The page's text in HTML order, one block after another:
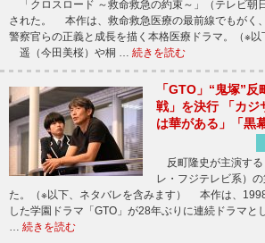
「クロスロード ～救命救急の約束～」（テレビ朝
された。 本作は、救命救急医療の最前線でもがく
警察官らの正義と成長を描く本格医療ドラマ。（※以
遥（今田美桜）や桐 … 続きを読む
「GTO」“鬼塚”
戦」を決行 「カジ
は華がある」「黒
反町隆史が主演する
レ・フジテレビ系）
た。（※以下、ネタバレを含みます） 本作は、
した学園ドラマ「GTO」が28年ぶりに連続ドラマと
続きを読む